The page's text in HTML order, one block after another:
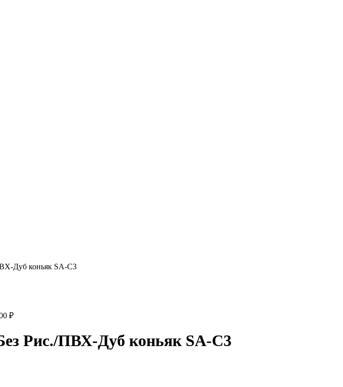
Дуб коньяк SA-C3
₽
Рис./ПВХ-Дуб коньяк SA-C3